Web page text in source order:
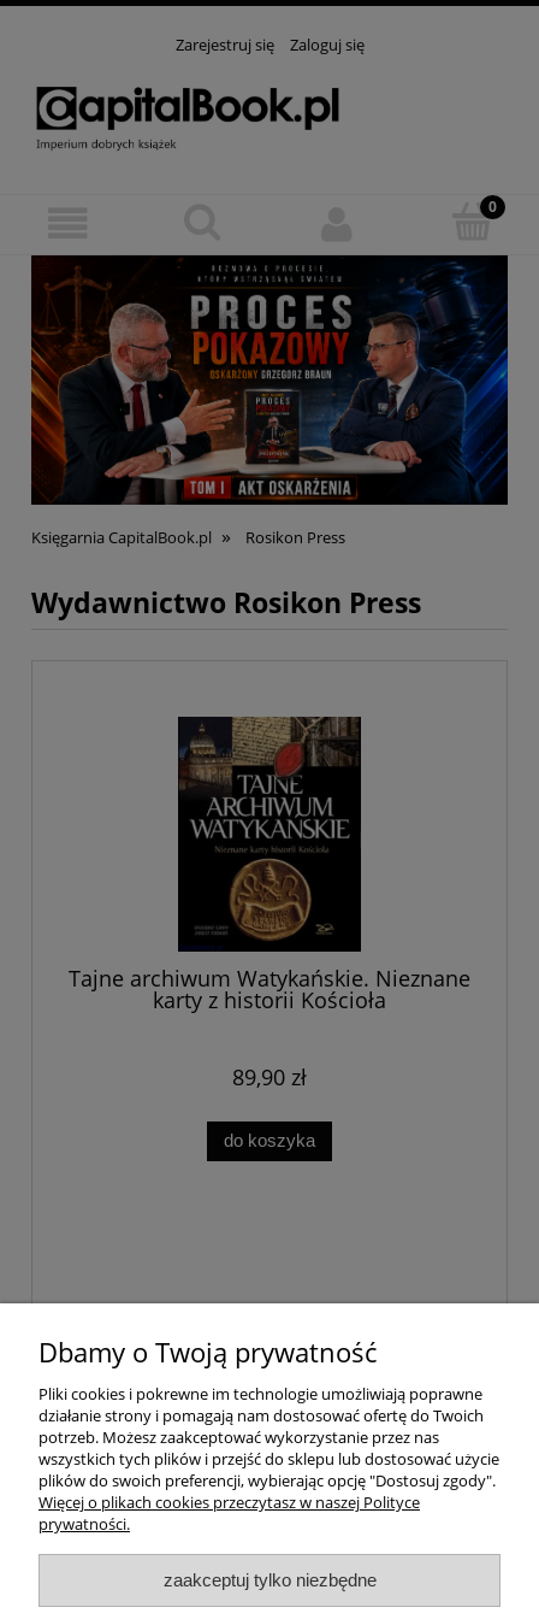
Zarejestruj się Zaloguj się
Księgarnia CapitalBook.pl » Rosikon Press
Wydawnictwo Rosikon Press
Tajne archiwum Watykańskie. Nieznane
karty z historii Kościoła
89,90 zł
do koszyka
Pomoc
Dostawa
Moje konto
O firmie
Dbamy o Twoją prywatność
Pliki cookies i pokrewne im technologie umożliwiają poprawne
działanie strony i pomagają nam dostosować ofertę do Twoich
potrzeb. Możesz zaakceptować wykorzystanie przez nas
wszystkich tych plików i przejść do sklepu lub dostosować użycie
plików do swoich preferencji, wybierając opcję "Dostosuj zgody".
Więcej o plikach cookies przeczytasz w naszej Polityce
prywatności.
zaakceptuj tylko niezbędne